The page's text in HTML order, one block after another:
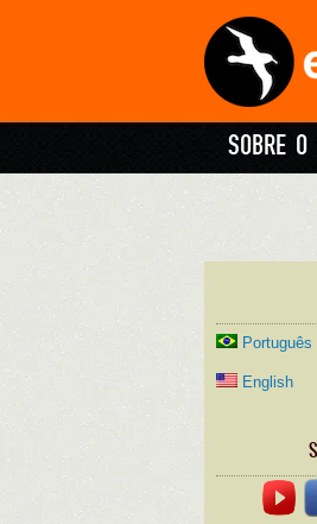
SOBRE O
Português
English